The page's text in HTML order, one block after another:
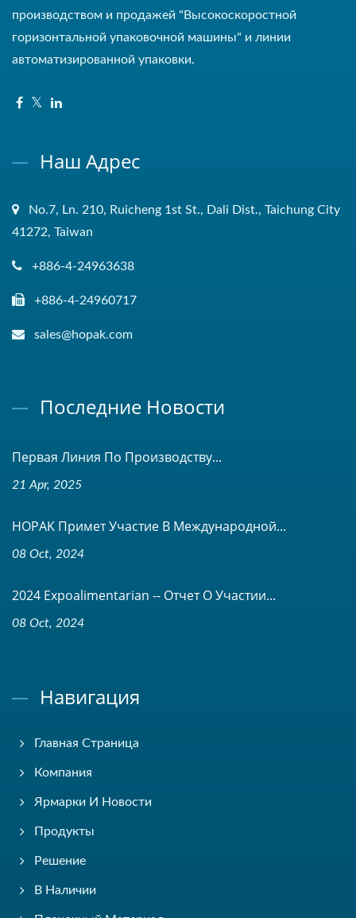
производством и продажей "Высокоскоростной
горизонтальной упаковочной машины" и линии
автоматизированной упаковки.
Наш Адрес
No.7, Ln. 210, Ruicheng 1st St., Dali Dist., Taichung City
41272, Taiwan
+886-4-24963638
+886-4-24960717
sales@hopak.com
Последние Новости
Первая Линия По Производству...
21 Apr, 2025
HOPAK Примет Участие В Международной...
08 Oct, 2024
2024 Expoalimentarian -- Отчет О Участии...
08 Oct, 2024
Навигация
Главная Страница
Компания
Ярмарки И Новости
Продукты
Решение
В Наличии